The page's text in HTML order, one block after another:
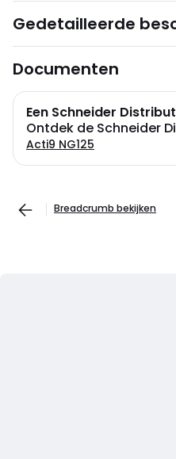
Gedetailleerde
Documenten
Een Schneider
Ontdek de Schneider
Acti9 NG125
Breadcrumb bekijken